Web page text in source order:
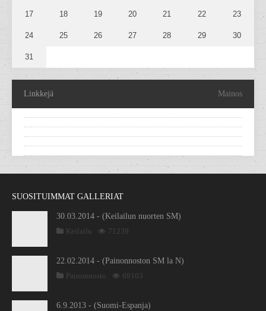
17 18 19 20 21 22 23
24 25 26 27 28 29 30
31
Linkkejä Mainos
SUOSITUIMMAT GALLERIAT
30.03.2014 - (Keilailun nuorten SM)
Keilailu
71239
22.02.2014 - (Painonnoston SM la N)
Painonnosto
69103
6.9.2013 - (Suomi-Espanja)